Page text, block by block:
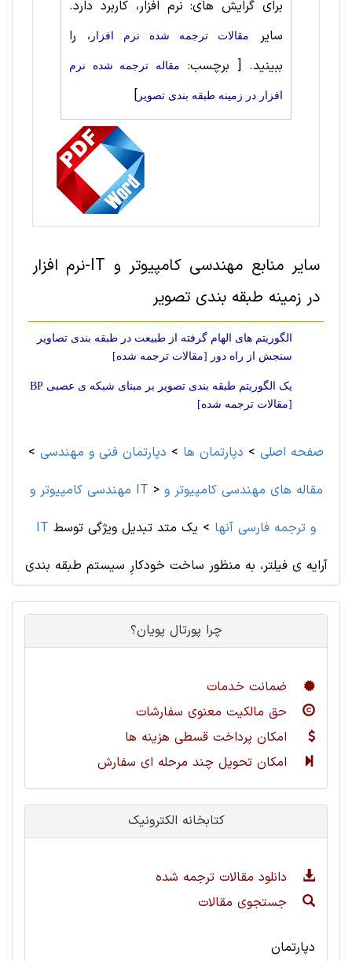
برای گرایش های: نرم افزار، کاربرد دارد.
سایر
مقالات ترجمه شده نرم افزار ، را
ببینید.[ برچسب: مقاله ترجمه شده نرم
افزار در زمینه طبقه بندی تصویر ]
سایر منابع مهندسی کامپیوتر و IT-نرم افزار
در زمینه طبقه بندی تصویر
الگوریتم های الهام گرفته از طبیعت در طبقه بندی تصاویر
سنجش از راه دور [مقالات ترجمه شده]
یک الگوریتم طبقه بندی تصویر بر مبنای شبکه ی عصبی BP
[مقالات ترجمه شده]
صفحه اصلی > دپارتمان ها > دپارتمان فنی و مهندسی >
مهندسی کامپیوتر و IT > مقاله های مهندسی کامپیوتر و
IT و ترجمه فارسی آنها > یک متد تبدیل ویژگی توسط
آرایه ی فیلتر، به منظور ساخت خودکارِ سیستم طبقه بندی
چرا پورتال پویان؟
ضمانت خدمات
حق مالکیت معنوی سفارشات
امکان پرداخت قسطی هزینه ها
امکان تحویل چند مرحله ای سفارش
کتابخانه الکترونیک
دانلود مقالات ترجمه شده
جستجوی مقالات
دپارتمان